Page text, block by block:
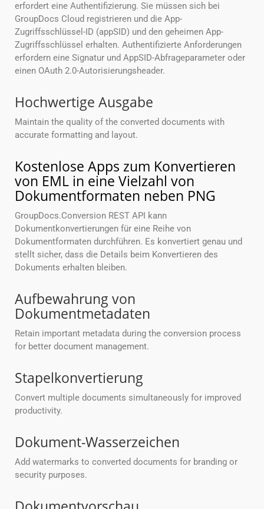
erfordert eine Authentifizierung. Sie müssen sich bei
GroupDocs Cloud registrieren und die App-
Zugriffsschlüssel-ID (appSID) und den geheimen App-
Zugriffsschlüssel erhalten. Authentifizierte Anforderungen
erfordern eine Signatur und AppSID-Abfrageparameter oder
einen OAuth 2.0-Autorisierungsheader.
Hochwertige Ausgabe
Maintain the quality of the converted documents with
accurate formatting and layout.
Kostenlose Apps zum Konvertieren
von EML in eine Vielzahl von
Dokumentformaten neben PNG
GroupDocs.Conversion REST API kann
Dokumentkonvertierungen für eine Reihe von
Dokumentformaten durchführen. Es konvertiert genau und
stellt sicher, dass die Details beim Konvertieren des
Dokuments erhalten bleiben.
Aufbewahrung von
Dokumentmetadaten
Retain important metadata during the conversion process
for better document management.
Stapelkonvertierung
Convert multiple documents simultaneously for improved
productivity.
Dokument-Wasserzeichen
Add watermarks to converted documents for branding or
security purposes.